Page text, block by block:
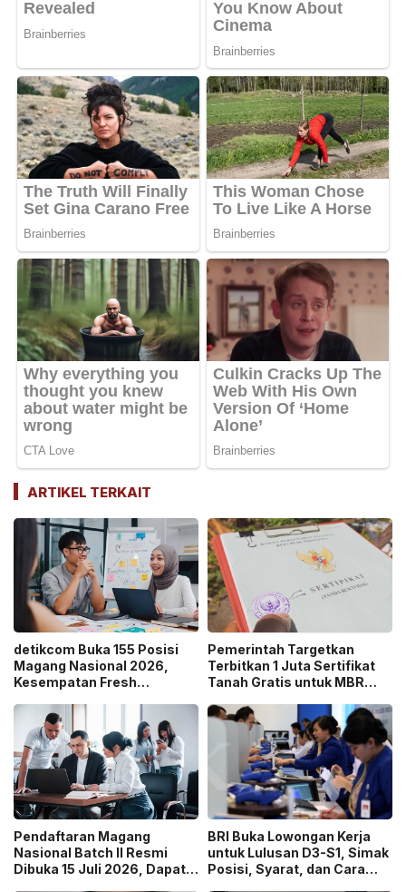
ARTIKEL TERKAIT
detikcom Buka 155 Posisi
Magang Nasional 2026,
Kesempatan Fresh
Media Digital!
Pemerintah Targetkan
Terbitkan 1 Juta Sertifikat
Tanah Gratis untuk MBR
Pendaftaran Magang
Nasional Batch II Resmi
Dibuka 15 Juli 2026, Dapat
BRI Buka Lowongan Kerja
untuk Lulusan D3-S1, Simak
Posisi, Syarat, dan Cara